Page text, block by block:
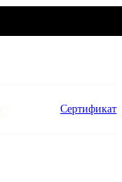
Сертификат